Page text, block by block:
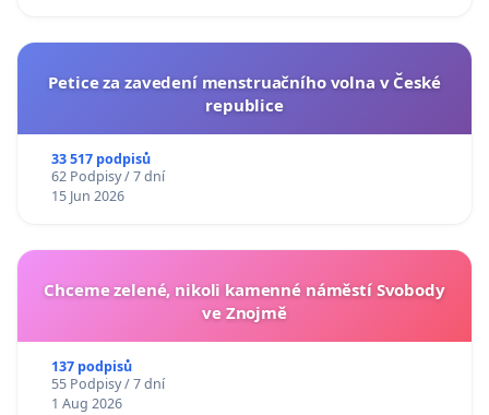
Petice za zavedení menstruačního volna v České
republice
33 517 podpisů
62 Podpisy / 7 dní
15 Jun 2026
Chceme zelené, nikoli kamenné náměstí Svobody
ve Znojmě
137 podpisů
55 Podpisy / 7 dní
1 Aug 2026